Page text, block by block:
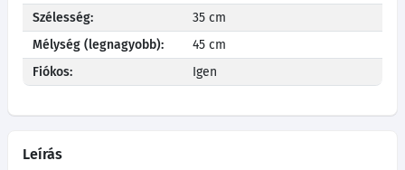
Szélesség:
35 cm
Mélység (legnagyobb):
45 cm
Fiókos:
Igen
Leírás